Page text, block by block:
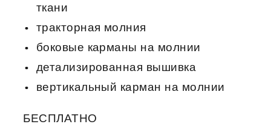
ткани
тракторная молния
боковые карманы на молнии
детализированная вышивка
вертикальный карман на молнии
БЕСПЛАТНО